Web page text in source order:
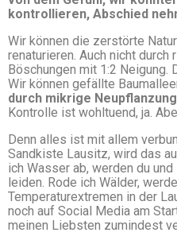
kontrollieren, Abschied
Wir können die zerstörte
renaturieren. Auch nicht
Böschungen mit 1:2 Neigung.
Wir können gefällte
durch mikrige
Kontrolle ist wohltuend, ja.
Denn alles ist mit allem
Sandkiste Lausitz, wird das
ich Wasser ab, werden du
leiden. Rode ich Wälder,
Temperaturextremen in der
noch auf Social Media am
meinen Liebsten zumindest